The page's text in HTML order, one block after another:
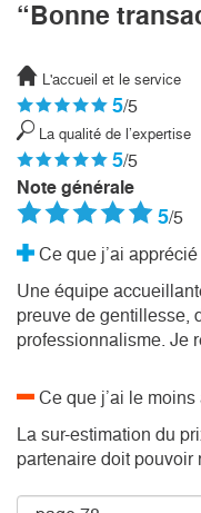
“Bonne
L'accueil et le service
5/5
La qualité de l’expertise
5/5
Note générale
5/5
Ce que j’ai apprécié
Une équipe
preuve de gentillesse,
professionnalisme. Je
Ce que j’ai le
La sur-estimation du
partenaire doit pouvoir